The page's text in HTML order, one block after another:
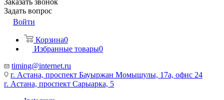
Заказать звонок
Задать вопрос
Войти
Корзина0
Избранные товары0
timing@internet.ru
г. Астана, проспект Бауыржан Момышулы, 17а, офис 24
г. Астана, проспект Сарыарка, 5